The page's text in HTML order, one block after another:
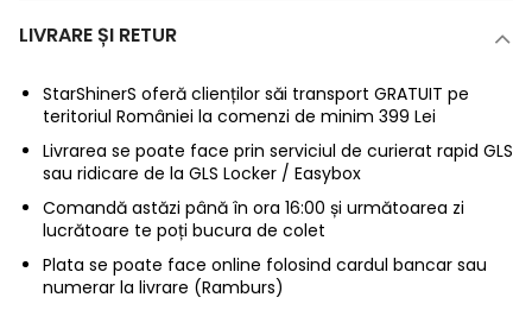
LIVRARE ȘI RETUR
StarShinerS oferă clienților săi transport GRATUIT pe
teritoriul României la comenzi de minim 399 Lei
Livrarea se poate face prin serviciul de curierat rapid GLS
sau ridicare de la GLS Locker / Easybox
Comandă astăzi până în ora 16:00 și următoarea zi
lucrătoare te poți bucura de colet
Plata se poate face online folosind cardul bancar sau
numerar la livrare (Ramburs)